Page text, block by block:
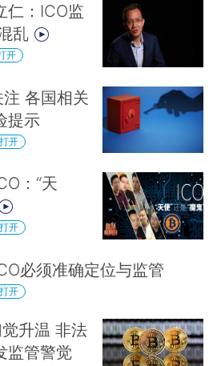
仁：ICO监
乱
开
各国相关
提示
开
：“天
开
必须准确定位与监管
开
升温 非法
监管警觉